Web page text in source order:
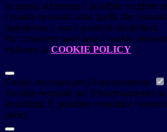
In questa schermata è possibile scegliere
I cookie necessari sono quelli che
piattaforma e non è possibile disabilitarli.
Per conoscere quali sono i cookie
visionare la COOKIE POLICY.
Cookie necessari per il funzionamento
I cookie necessari per il funzionamento
disabilitati. È possibile consultare
policy.